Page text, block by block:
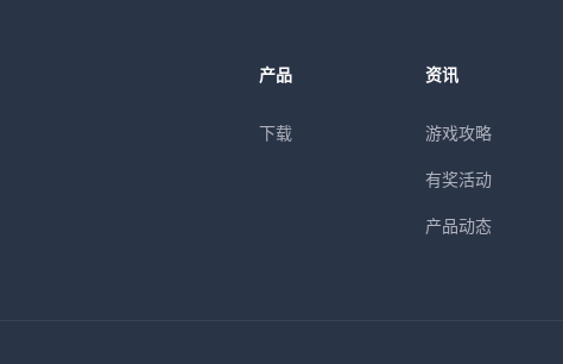
产品
下载
资讯
游戏攻略
有奖活动
产品动态